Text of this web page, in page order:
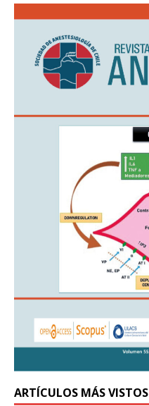
ARTÍCULOS MÁS VISTOS